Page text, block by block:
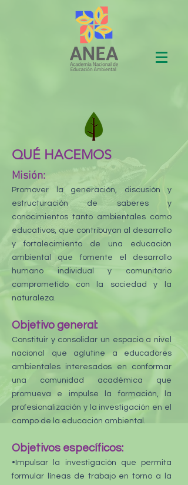
QUÉ HACEMOS
Misión:
Promover la generación, discusión y
estructuración de saberes y
conocimientos tanto ambientales como
educativos, que contribuyan al desarrollo
y fortalecimiento de una educación
ambiental que fomente el desarrollo
humano individual y comunitario
comprometido con la sociedad y la
naturaleza.
Objetivo general:
Constituir y consolidar un espacio a nivel
nacional que aglutine a educadores
ambientales interesados en conformar
una comunidad académica que
promueva e impulse la formación, la
profesionalización y la investigación en el
campo de la educación ambiental.
Objetivos específicos:
•Impulsar la investigación que permita
formular líneas de trabajo en torno a la